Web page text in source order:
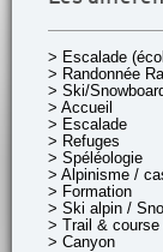
> Escalade
> Randonnée
> Ski/
> Accueil
> Escalade
> Refuges
> Spéléologie
> Alpinisme /
> Formation
> Ski alpin /
> Trail & course
> Canyon